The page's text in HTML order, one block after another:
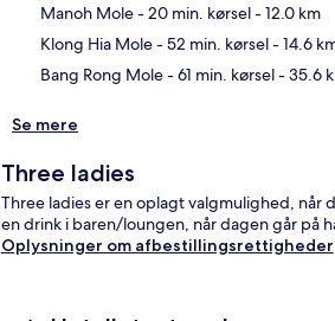
Manoh Mole- 20 min. kørsel- 12.0 km
Klong Hia Mole- 52 min. kørsel- 14.6
Bang Rong Mole- 61 min. kørsel- 35.6
Se mere
Three ladies
Three ladies er en oplagt valgmulighed, når
en drink i baren/loungen, når dagen går på
Oplysninger om afbestillingsrettigheder